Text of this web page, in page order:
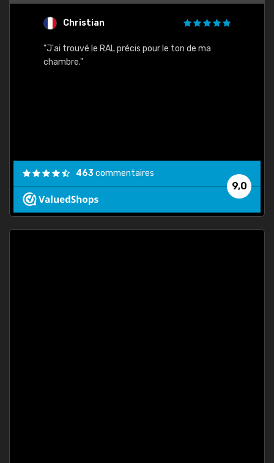
Christian
"J'ai trouvé le RAL précis pour le ton de ma
chambre."
9,0
463commentaires